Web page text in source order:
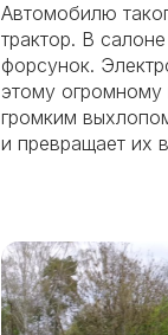
Автомобилю
трактор. В
форсунок.
этому огромному
громким
и превращает их